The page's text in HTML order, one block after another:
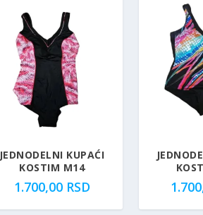
JEDNODELNI KUPAĆI
KOSTIM M14
1.700,00 RSD